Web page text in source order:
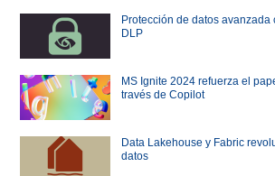
Protección de datos avanzada
DLP
MS Ignite 2024 refuerza el
través de Copilot
Data Lakehouse y Fabric
datos